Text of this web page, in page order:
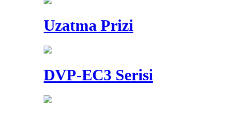
Uzatma Prizi
DVP-EC3 Serisi